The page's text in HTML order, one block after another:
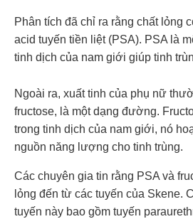
Phân tích đã chỉ ra rằng chất lỏng
acid tuyến tiền liệt (PSA). PSA là
tinh dịch của nam giới giúp tinh
Ngoài ra, xuất tinh của phụ nữ
fructose, là một dạng đường.
trong tinh dịch của nam giới, nó
nguồn năng lượng cho tinh trùng.
Các chuyên gia tin rằng PSA và
lỏng đến từ các tuyến của Skene.
tuyến này bao gồm tuyến